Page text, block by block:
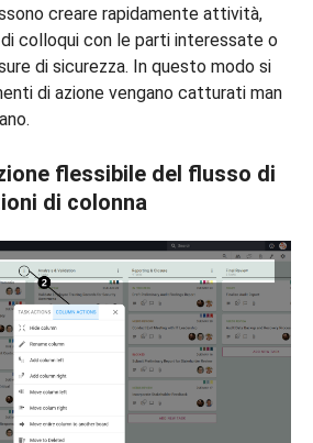
creare rapidamente attività,
colloqui con le parti interessate o
di sicurezza. In questo modo si
di azione vengano catturati man
flessibile del flusso di
di colonna